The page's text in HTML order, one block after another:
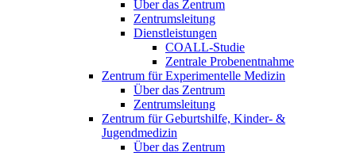
Über das Zentrum
Zentrumsleitung
Dienstleistungen
COALL-Studie
Zentrale Probenentnahme
Zentrum für Experimentelle Medizin
Über das Zentrum
Zentrumsleitung
Zentrum für Geburtshilfe, Kinder- &
Jugendmedizin
Über das Zentrum